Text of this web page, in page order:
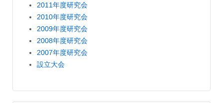
2011年度研究会
2010年度研究会
2009年度研究会
2008年度研究会
2007年度研究会
設立大会